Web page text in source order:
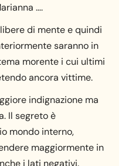
….
di mente e quindi
saranno in
morente i cui ultimi
ancora vittime.
indignazione ma
Il segreto è
mondo interno,
maggiormente in
i lati negativi.